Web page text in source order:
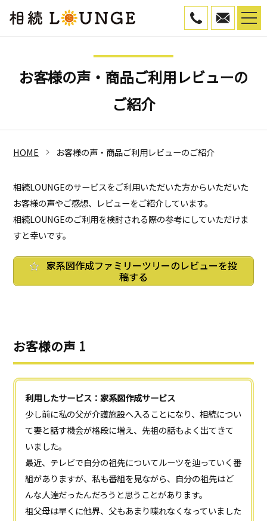
050-5799-
WEB
お客様の声・商品ご利用レビューの
ご紹介
HOME お客様の声・商品ご利用レビューのご紹介
相続LOUNGEのサービスをご利用いただいた方からいただいた
お客様の声やご感想、レビューをご紹介しています。
相続LOUNGEのご利用を検討される際の参考にしていただけま
すと幸いです。
家系図作成ファミリーツリーのレビューを投
稿する
お客様の声 1
利用したサービス：家系図作成サービス
少し前に私の父が介護施設へ入ることになり、相続につい
て妻と話す機会が格段に増え、先祖の話もよく出てきて
いました。
最近、テレビで自分の祖先についてルーツを辿っていく番
組がありますが、私も番組を見ながら、自分の祖先はど
んな人達だったんだろうと思うことがあります。
祖父母は早くに他界、父もあまり喋れなくなっていました